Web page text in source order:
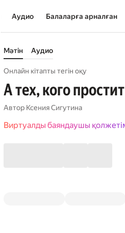
Аудио Балаларға арналған
Мәтін Аудио
Онлайн кітапты тегін оқу
А тех, кого
Автор Ксения Сигутина
Виртуалды баяндаушы